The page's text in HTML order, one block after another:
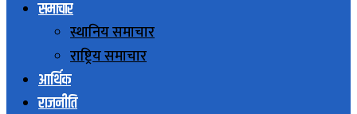
समाचार
स्थानिय समाचार
राष्ट्रिय समाचार
आर्थिक
राजनीति